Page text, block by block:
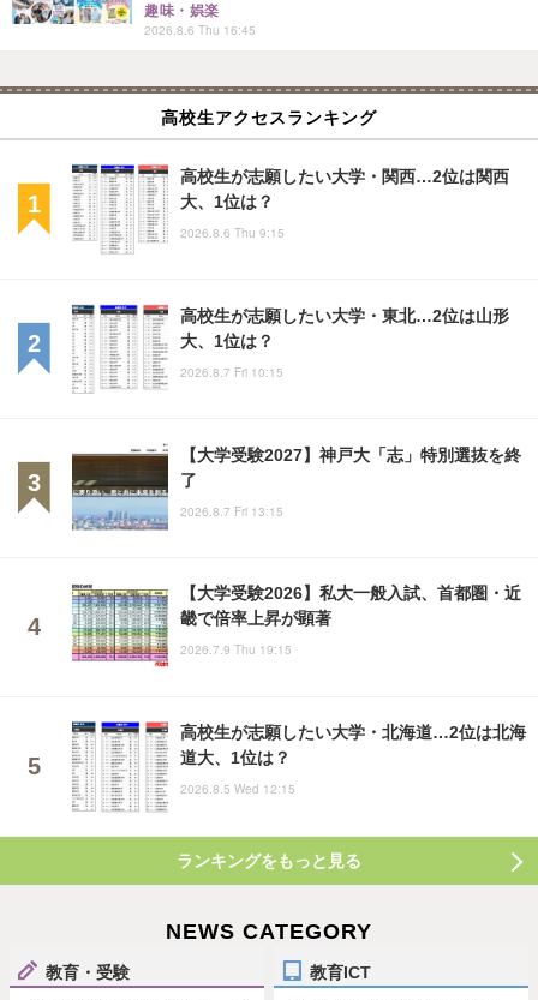
趣味・娯楽
2026.8.6 Thu 16:45
高校生アクセスランキング
高校生が志願したい大学・関西…2位は関西
大、1位は？
2026.8.6 Thu 9:15
高校生が志願したい大学・東北…2位は山形
大、1位は？
2026.8.7 Fri 10:15
【大学受験2027】神戸大「志」特別選抜を終
了
2026.8.7 Fri 13:15
【大学受験2026】私大一般入試、首都圏・近
畿で倍率上昇が顕著
2026.7.9 Thu 19:15
高校生が志願したい大学・北海道…2位は北海
道大、1位は？
2026.8.5 Wed 12:15
ランキングをもっと見る
NEWS CATEGORY
教育・受験 教育ICT